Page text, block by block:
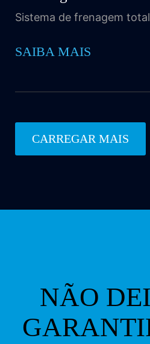
Sistema de frenagem
SAIBA MAIS
CARREGAR MAIS
NÃO